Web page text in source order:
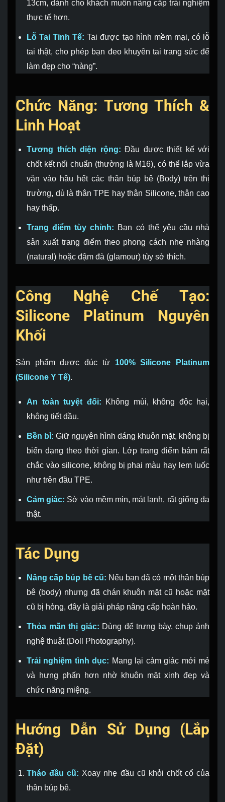
13cm, dành cho khách muốn nâng cấp trải nghiệm
thực tế hơn.
Lỗ Tai Tinh Tế: Tai được tạo hình mềm mại, có lỗ
tai thật, cho phép bạn đeo khuyên tai trang sức để
làm đẹp cho “nàng”.
Chức Năng: Tương Thích &
Linh Hoạt
Tương thích diện rộng: Đầu được thiết kế với
chốt kết nối chuẩn (thường là M16), có thể lắp vừa
vặn vào hầu hết các thân búp bê (Body) trên thị
trường, dù là thân TPE hay thân Silicone, thân cao
hay thấp.
Trang điểm tùy chỉnh: Bạn có thể yêu cầu nhà
sản xuất trang điểm theo phong cách nhẹ nhàng
(natural) hoặc đậm đà (glamour) tùy sở thích.
Công Nghệ Chế Tạo:
Silicone Platinum Nguyên
Khối
Sản phẩm được đúc từ 100% Silicone Platinum
(Silicone Y Tế).
An toàn tuyệt đối: Không mùi, không độc hại,
không tiết dầu.
Bền bỉ: Giữ nguyên hình dáng khuôn mặt, không bị
biến dạng theo thời gian. Lớp trang điểm bám rất
chắc vào silicone, không bị phai màu hay lem luốc
như trên đầu TPE.
Cảm giác: Sờ vào mềm mịn, mát lạnh, rất giống da
thật.
Tác Dụng
Nâng cấp búp bê cũ: Nếu bạn đã có một thân búp
bê (body) nhưng đã chán khuôn mặt cũ hoặc mặt
cũ bị hỏng, đây là giải pháp nâng cấp hoàn hảo.
Thỏa mãn thị giác: Dùng để trưng bày, chụp ảnh
nghệ thuật (Doll Photography).
Trải nghiệm tình dục: Mang lại cảm giác mới mẻ
và hưng phấn hơn nhờ khuôn mặt xinh đẹp và
chức năng miệng.
Hướng Dẫn Sử Dụng (Lắp
Đặt)
Tháo đầu cũ: Xoay nhẹ đầu cũ khỏi chốt cổ của
thân búp bê.